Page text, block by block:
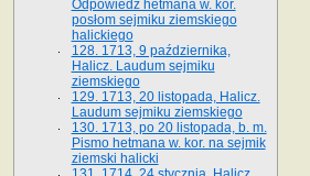
Odpowiedź hetmana w. kor.
posłom sejmiku ziemskiego
halickiego
128. 1713, 9 października,
Halicz. Laudum sejmiku
ziemskiego
129. 1713, 20 listopada, Halicz.
Laudum sejmiku ziemskiego
130. 1713, po 20 listopada, b. m.
Pismo hetmana w. kor. na sejmik
ziemski halicki